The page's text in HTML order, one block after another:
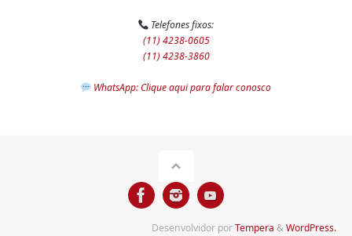
Telefones fixos:
(11) 4238-0605
(11) 4238-3860
WhatsApp: Clique aqui para falar conosco
Desenvolvidor porTempera &WordPress.